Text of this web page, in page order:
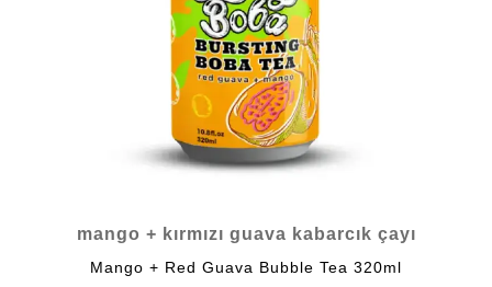
mango + kırmızı guava kabarcık çayı
Mango + Red Guava Bubble Tea 320ml